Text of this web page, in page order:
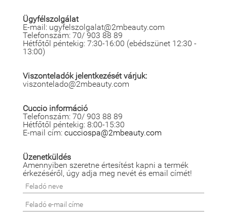
Ügyfélszolgálat
E-mail: ugyfelszolgalat@2mbeauty.com
Telefonszám: 70/ 903 88 89
Hétfőtől péntekig: 7:30-16:00 (ebédszünet 12:30 -
13:00)
Viszonteladók jelentkezését várjuk:
viszontelado@2mbeauty.com
Cuccio információ
Telefonszám: 70/ 903 88 89
Hétfőtől péntekig: 8:00-15:30
E-mail cím: cucciospa@2mbeauty.com
Üzenetküldés
Amennyiben szeretne értesítést kapni a termék
érkezéséről, úgy adja meg nevét és email címét!